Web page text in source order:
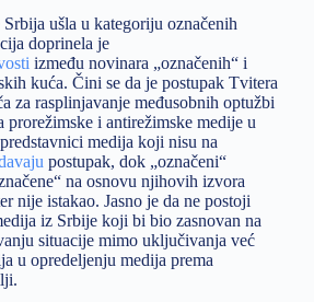
ušla u kategoriju označenih
doprinela je
između novinara „označenih“ i
kuća. Čini se da je postupak Tvitera
za rasplinjavanje međusobnih optužbi
prorežimske i antirežimske medije u
medija koji nisu na
postupak, dok „označeni“
na osnovu njihovih izvora
nije istakao. Jasno je da ne postoji
iz Srbije koji bi bio zasnovan na
situacije mimo uključivanja već
u opredeljenju medija prema